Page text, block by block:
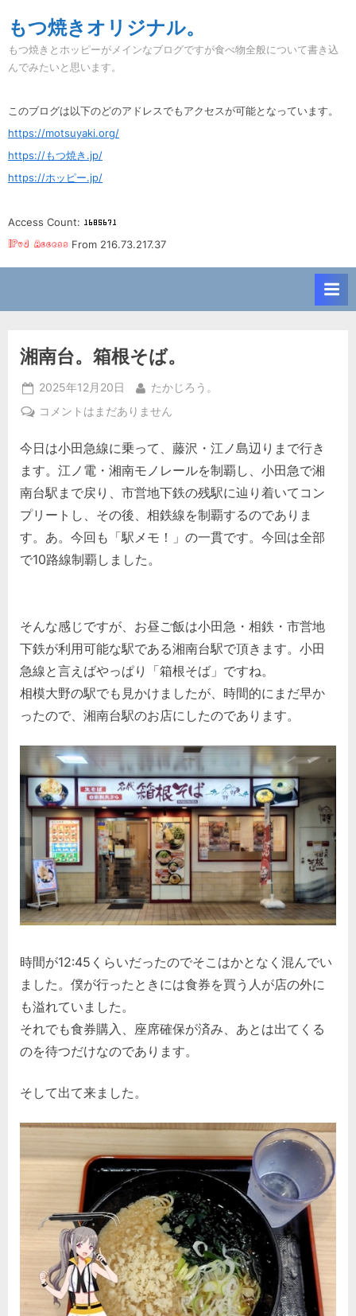
to
content
もつ焼きオリジナル。
もつ焼きとホッピーがメインなブログですが食べ物全般について書き込
んでみたいと思います。
このブログは以下のどのアドレスでもアクセスが可能となっています。
https://motsuyaki.org/
https://もつ焼き.jp/
https://ホッピー.jp/
Access Count:
From 216.73.217.37
湘南台。箱根そば。
Posted
on
2025年12月20日 By
たかじろう。
湘
台。
箱
そ
ば。
へ
の
コメントはまだありません
今日は小田急線に乗って、藤沢・江ノ島辺りまで行き
ます。江ノ電・湘南モノレールを制覇し、小田急で湘
南台駅まで戻り、市営地下鉄の残駅に辿り着いてコン
プリートし、その後、相鉄線を制覇するのでありま
す。あ。今回も「駅メモ！」の一貫です。今回は全部
で10路線制覇しました。
そんな感じですが、お昼ご飯は小田急・相鉄・市営地
下鉄が利用可能な駅である湘南台駅で頂きます。小田
急線と言えばやっぱり「箱根そば」ですね。
相模大野の駅でも見かけましたが、時間的にまだ早か
ったので、湘南台駅のお店にしたのであります。
時間が12:45くらいだったのでそこはかとなく混んでい
ました。僕が行ったときには食券を買う人が店の外に
も溢れていました。
それでも食券購入、座席確保が済み、あとは出てくる
のを待つだけなのであります。
そして出て来ました。